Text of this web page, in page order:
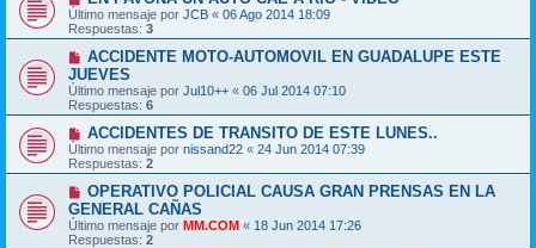
Último mensaje por JCB « 06 Ago 2014 18:09
Respuestas: 3
ACCIDENTE MOTO-AUTOMOVIL EN GUADALUPE ESTE
JUEVES
Último mensaje por Jul10++ « 06 Jul 2014 07:10
Respuestas: 6
ACCIDENTES DE TRANSITO DE ESTE LUNES..
Último mensaje por nissand22 « 24 Jun 2014 07:39
Respuestas: 2
OPERATIVO POLICIAL CAUSA GRAN PRENSAS EN LA
GENERAL CAÑAS
Último mensaje por MM.COM « 18 Jun 2014 17:26
Respuestas: 2